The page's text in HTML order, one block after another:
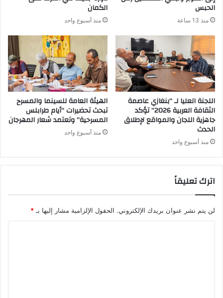
الحبس
منذ 13 ساعة
الكمان
منذ أسبوع واحد
اللجنة العليا لـ “بنغازي عاصمة
الثقافة العربية 2026” تؤكد
جاهزية اللجان والمواقع لإطلاق
الحدث
منذ أسبوع واحد
الهيئة العامة للسينما والمسرح
تبحث تحضيرات “أيام طرابلس
المسرحية” وتعتمد شعار المهرجان
منذ أسبوع واحد
اترك تعليقاً
لن يتم نشر عنوان بريدك الإلكتروني. الحقول الإلزامية مشار إليها بـ *